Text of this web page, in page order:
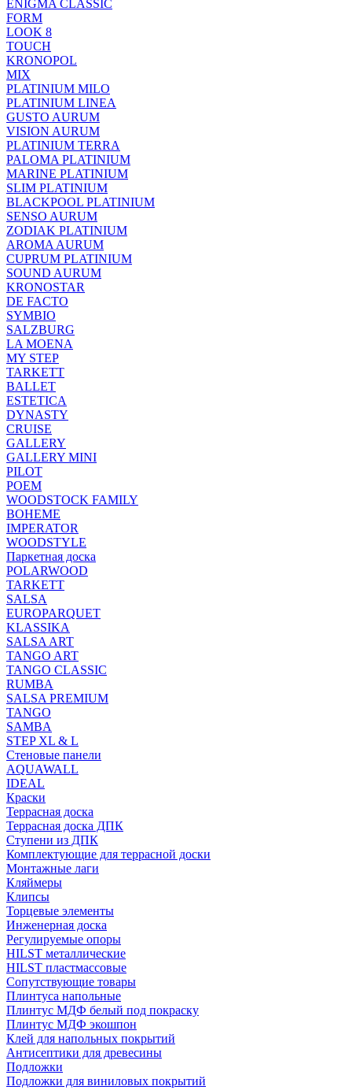
ENIGMA CLASSIC
FORM
LOOK 8
TOUCH
KRONOPOL
MIX
PLATINIUM MILO
PLATINIUM LINEA
GUSTO AURUM
VISION AURUM
PLATINIUM TERRA
PALOMA PLATINIUM
MARINE PLATINIUM
SLIM PLATINIUM
BLACKPOOL PLATINIUM
SENSO AURUM
ZODIAK PLATINIUM
AROMA AURUM
CUPRUM PLATINIUM
SOUND AURUM
KRONOSTAR
DE FACTO
SYMBIO
SALZBURG
LA MOENA
MY STEP
TARKETT
BALLET
ESTETICA
DYNASTY
CRUISE
GALLERY
GALLERY MINI
PILOT
POEM
WOODSTOCK FAMILY
BOHEME
IMPERATOR
WOODSTYLE
Паркетная доска
POLARWOOD
TARKETT
SALSA
EUROPARQUET
KLASSIKA
SALSA ART
TANGO ART
TANGO CLASSIC
RUMBA
SALSA PREMIUM
TANGO
SAMBA
STEP XL & L
Стеновые панели
AQUAWALL
IDEAL
Краски
Террасная доска
Террасная доска ДПК
Ступени из ДПК
Комплектующие для террасной доски
Монтажные лаги
Кляймеры
Клипсы
Торцевые элементы
Инженерная доска
Регулируемые опоры
HILST металлические
HILST пластмассовые
Сопутствующие товары
Плинтуса напольные
Плинтус МДФ белый под покраску
Плинтус МДФ экошпон
Клей для напольных покрытий
Антисептики для древесины
Подложки
Подложки для виниловых покрытий